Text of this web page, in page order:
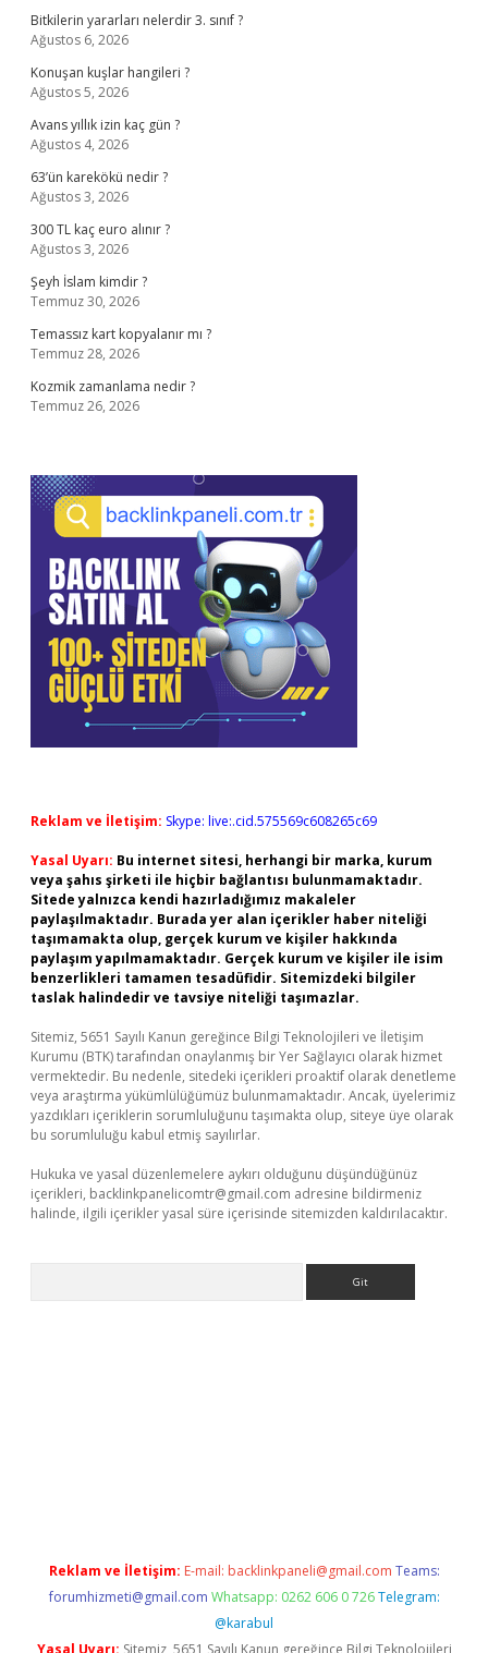
Bitkilerin yararları nelerdir 3. sınıf ?
Ağustos 6, 2026
Konuşan kuşlar hangileri ?
Ağustos 5, 2026
Avans yıllık izin kaç gün ?
Ağustos 4, 2026
63’ün karekökü nedir ?
Ağustos 3, 2026
300 TL kaç euro alınır ?
Ağustos 3, 2026
Şeyh İslam kimdir ?
Temmuz 30, 2026
Temassız kart kopyalanır mı ?
Temmuz 28, 2026
Kozmik zamanlama nedir ?
Temmuz 26, 2026
Reklam ve İletişim: Skype: live:.cid.575569c608265c69
Yasal Uyarı: Bu internet sitesi, herhangi bir marka, kurum
veya şahıs şirketi ile hiçbir bağlantısı bulunmamaktadır.
Sitede yalnızca kendi hazırladığımız makaleler
paylaşılmaktadır. Burada yer alan içerikler haber niteliği
taşımamakta olup, gerçek kurum ve kişiler hakkında
paylaşım yapılmamaktadır. Gerçek kurum ve kişiler ile isim
benzerlikleri tamamen tesadüfidir. Sitemizdeki bilgiler
taslak halindedir ve tavsiye niteliği taşımazlar.
Sitemiz, 5651 Sayılı Kanun gereğince Bilgi Teknolojileri ve İletişim
Kurumu (BTK) tarafından onaylanmış bir Yer Sağlayıcı olarak hizmet
vermektedir. Bu nedenle, sitedeki içerikleri proaktif olarak denetleme
veya araştırma yükümlülüğümüz bulunmamaktadır. Ancak, üyelerimiz
yazdıkları içeriklerin sorumluluğunu taşımakta olup, siteye üye olarak
bu sorumluluğu kabul etmiş sayılırlar.
Hukuka ve yasal düzenlemelere aykırı olduğunu düşündüğünüz
içerikleri, backlinkpanelicomtr@gmail.com adresine bildirmeniz
halinde, ilgili içerikler yasal süre içerisinde sitemizden kaldırılacaktır.
Reklam ve İletişim: E-mail: backlinkpaneli@gmail.com Teams:
forumhizmeti@gmail.com Whatsapp: 0262 606 0 726 Telegram:
@karabul
Yasal Uyarı: Sitemiz, 5651 Sayılı Kanun gereğince Bilgi Teknolojileri